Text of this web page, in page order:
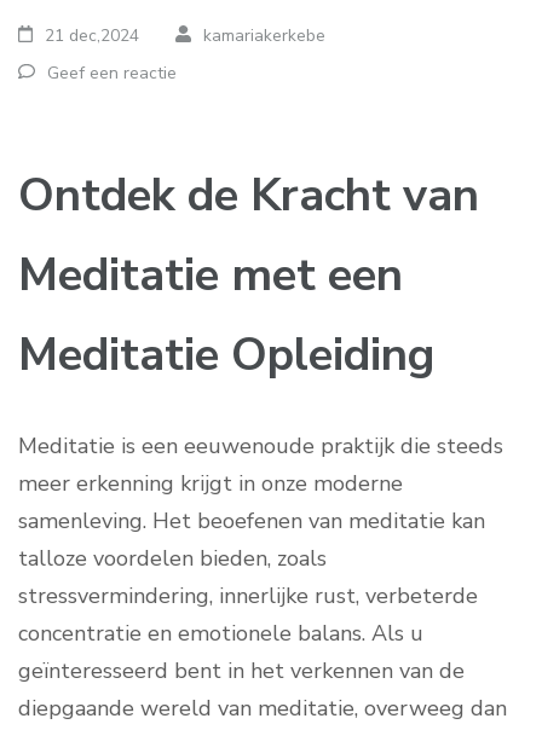
21 dec,2024
kamariakerkebe
Geef een reactie
Ontdek de Kracht van
Meditatie met een
Meditatie Opleiding
Meditatie is een eeuwenoude praktijk die steeds
meer erkenning krijgt in onze moderne
samenleving. Het beoefenen van meditatie kan
talloze voordelen bieden, zoals
stressvermindering, innerlijke rust, verbeterde
concentratie en emotionele balans. Als u
geïnteresseerd bent in het verkennen van de
diepgaande wereld van meditatie, overweeg dan